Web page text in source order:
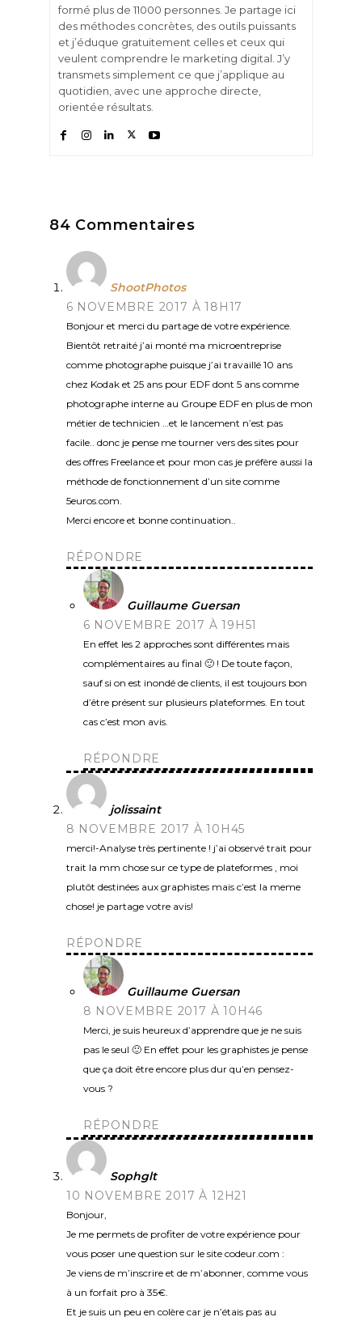
formé plus de 11000 personnes. Je partage ici
des méthodes concrètes, des outils puissants
et j’éduque gratuitement celles et ceux qui
veulent comprendre le marketing digital. J’y
transmets simplement ce que j’applique au
quotidien, avec une approche directe,
orientée résultats.
84 Commentaires
ShootPhotos
6 NOVEMBRE 2017 À 18H17
Bonjour et merci du partage de votre expérience.
Bientôt retraité j’ai monté ma microentreprise
comme photographe puisque j’ai travaillé 10 ans
chez Kodak et 25 ans pour EDF dont 5 ans comme
photographe interne au Groupe EDF en plus de mon
métier de technicien …et le lancement n’est pas
facile.. donc je pense me tourner vers des sites pour
des offres Freelance et pour mon cas je préfère aussi la
méthode de fonctionnement d’un site comme
5euros.com.
Merci encore et bonne continuation..
RÉPONDRE
Guillaume Guersan
6 NOVEMBRE 2017 À 19H51
En effet les 2 approches sont différentes mais
complémentaires au final 🙂 ! De toute façon,
sauf si on est inondé de clients, il est toujours bon
d’être présent sur plusieurs plateformes. En tout
cas c’est mon avis.
RÉPONDRE
jolissaint
8 NOVEMBRE 2017 À 10H45
merci!-Analyse très pertinente ! j’ai observé trait pour
trait la mm chose sur ce type de plateformes , moi
plutôt destinées aux graphistes mais c’est la meme
chose! je partage votre avis!
RÉPONDRE
Guillaume Guersan
8 NOVEMBRE 2017 À 10H46
Merci, je suis heureux d’apprendre que je ne suis
pas le seul 🙂 En effet pour les graphistes je pense
que ça doit être encore plus dur qu’en pensez-
vous ?
RÉPONDRE
Sophglt
10 NOVEMBRE 2017 À 12H21
Bonjour,
Je me permets de profiter de votre expérience pour
vous poser une question sur le site codeur.com :
Je viens de m’inscrire et de m’abonner, comme vous
à un forfait pro à 35€.
Et je suis un peu en colère car je n’étais pas au